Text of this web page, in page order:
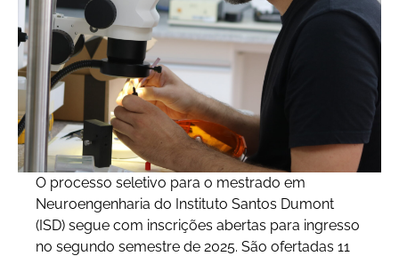
O processo seletivo para o mestrado em
Neuroengenharia do Instituto Santos Dumont
(ISD) segue com inscrições abertas para ingresso
no segundo semestre de 2025. São ofertadas 11